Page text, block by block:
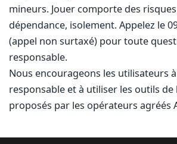
mineurs. Jouer comporte des
dépendance, isolement. Appelez le
(appel non surtaxé) pour toute
responsable.
Nous encourageons les utilisateurs
responsable et à utiliser les outils
proposés par les opérateurs agréés